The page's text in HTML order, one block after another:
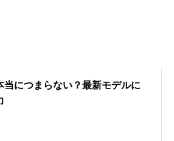
当につまらない？最新モデルに